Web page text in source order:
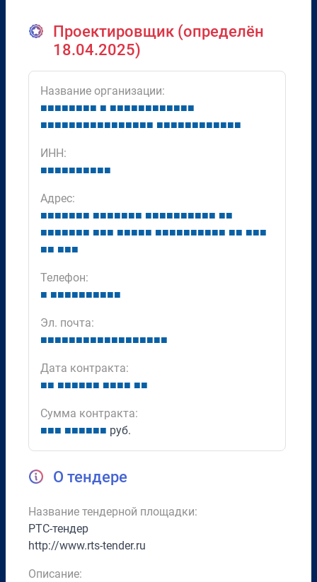
Проектировщик (определён
18.04.2025)
Название организации:
■■■■■■■■ ■ ■■■■■■■■■■■■
■■■■■■■■■■■■■■■■ ■■■■■■■■■■■■
ИНН:
■■■■■■■■■■
Адрес:
■■■■■■■ ■■■■■■■ ■■■■■■■■■■ ■■
■■■■■■■ ■■■ ■■■■■ ■■■■■■■■■■ ■■ ■■■
■■ ■■■
Телефон:
■ ■■■■■■■■■■
Эл. почта:
■■■■■■■■■■■■■■■■■■
Дата контракта:
■■ ■■■■■■ ■■■■ ■■
Сумма контракта:
■■■ ■■■■■■ руб.
О тендере
Название тендерной площадки:
РТС-тендер
http://www.rts-tender.ru
Описание: